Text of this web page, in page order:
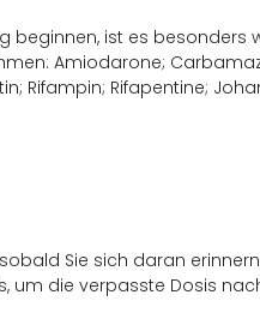
beginnen, ist es besonders
Amiodarone;
Rifampin; Rifapentine;
Sie sich daran
um die verpasste Dosis